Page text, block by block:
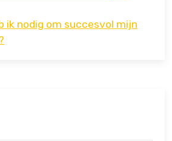
ik nodig om succesvol mijn